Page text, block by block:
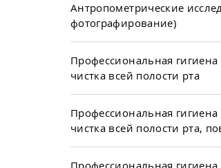
Антропометрические
фотографирование)
Профессиональная
чистка всей полости рта
Профессиональная
чистка всей полости рта,
Профессиональная